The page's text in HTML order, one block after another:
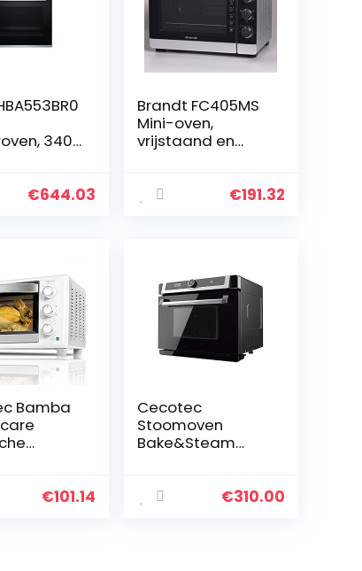
3400
€644.03
Brandt FC405MS
Mini-oven,
vrijstaand en
multifunctioneel,
€191.32
Bamba
Borstel
€101.14
Cecotec
Stoomoven
Bake&Steam
stoomfunctie,
€310.00